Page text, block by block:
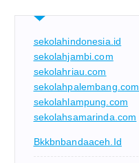
sekolahindonesia.id
sekolahjambi.com
sekolahriau.com
sekolahpalembang.com
sekolahlampung.com
sekolahsamarinda.com
Bkkbnbandaaceh.id